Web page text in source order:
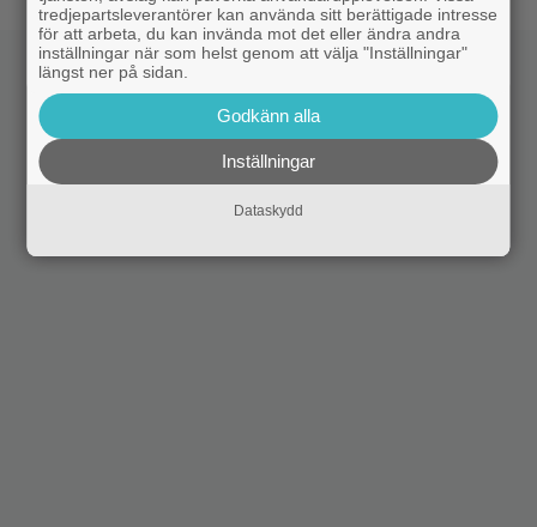
tredjepartsleverantörer kan använda sitt berättigade intresse
för att arbeta, du kan invända mot det eller ändra andra
inställningar när som helst genom att välja "Inställningar"
längst ner på sidan.
Godkänn alla
Inställningar
Dataskydd